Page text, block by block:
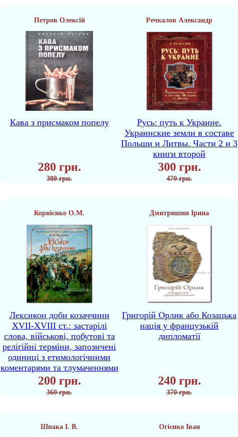
Петров Олексій Речкалов Александр
Кава з присмаком попелу
Русь: путь к Украине.
Украинские земли в составе
Польши и Литвы. Части 2 и 3
книги второй
280 грн. 300 грн.
380 грн. 470 грн.
Корнієнко О.М. Дмитришин Ірина
Лексикон доби козаччини
XVII-XVIII ст.: застарілі
слова, військові, побутові та
релігійні терміни, запозичені
одиниці з етимологічними
коментарями та тлумаченнями
Григорій Орлик або Козацька
нація у французькій
дипломатії
200 грн. 240 грн.
360 грн. 370 грн.
Шпака І. В. Огієнко Іван